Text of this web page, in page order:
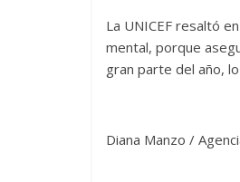
La UNICEF resaltó
mental, porque
gran parte del año,
Diana Manzo /